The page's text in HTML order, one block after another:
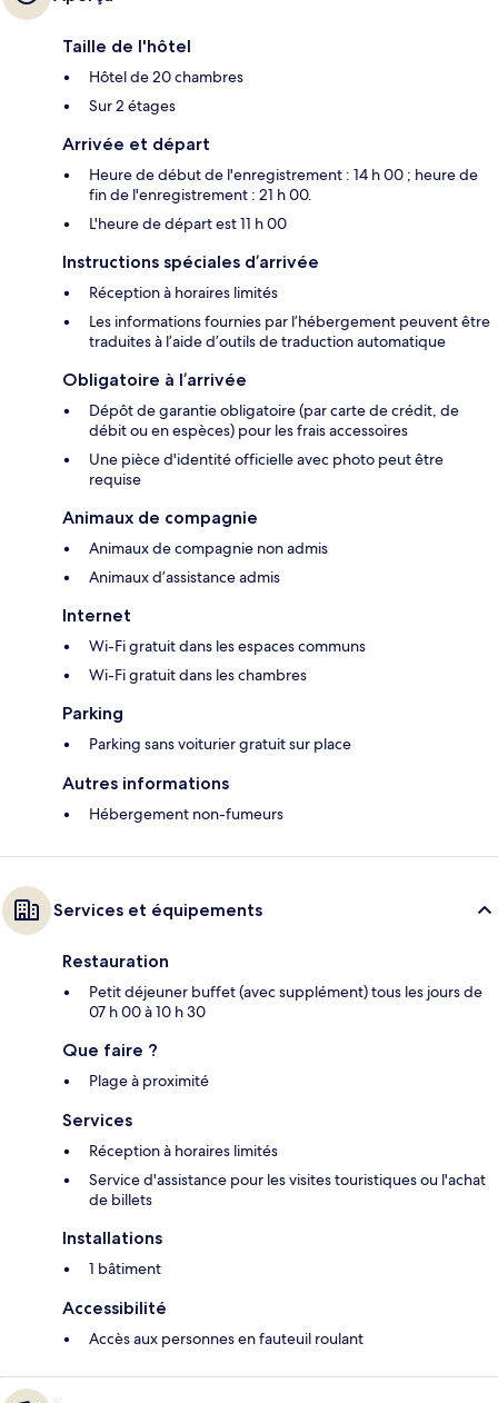
Taille de l'hôtel
Hôtel de 20 chambres
Sur 2 étages
Arrivée et départ
Heure de début de l'enregistrement : 14 h 00 ; heure de
fin de l'enregistrement : 21 h 00.
L'heure de départ est 11 h 00
Instructions spéciales d’arrivée
Réception à horaires limités
Les informations fournies par l’hébergement peuvent être
traduites à l’aide d’outils de traduction automatique
Obligatoire à l’arrivée
Dépôt de garantie obligatoire (par carte de crédit, de
débit ou en espèces) pour les frais accessoires
Une pièce d'identité officielle avec photo peut être
requise
Animaux de compagnie
Animaux de compagnie non admis
Animaux d’assistance admis
Internet
Wi-Fi gratuit dans les espaces communs
Wi-Fi gratuit dans les chambres
Parking
Parking sans voiturier gratuit sur place
Autres informations
Hébergement non-fumeurs
Services et équipements
Restauration
Petit déjeuner buffet (avec supplément) tous les jours de
07 h 00 à 10 h 30
Que faire ?
Plage à proximité
Services
Réception à horaires limités
Service d'assistance pour les visites touristiques ou l'achat
de billets
Installations
1 bâtiment
Accessibilité
Accès aux personnes en fauteuil roulant